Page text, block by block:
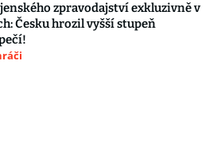
zpravodajství exkluzivně v
Česku hrozil vyšší stupeň